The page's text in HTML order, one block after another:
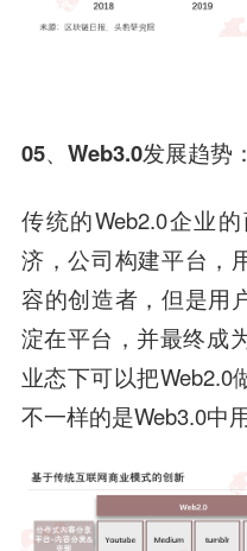
05、 Web3.0发展趋势
传统的Web2.0企业
济，公司构建平台，
容的创造者，但是用
淀在平台，并最终成
业态下可以把Web2.0
不一样的是Web3.0中